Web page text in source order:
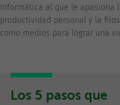
Informática al que le apasiona
productividad personal y la
como medios para lograr una
Los 5 pasos que